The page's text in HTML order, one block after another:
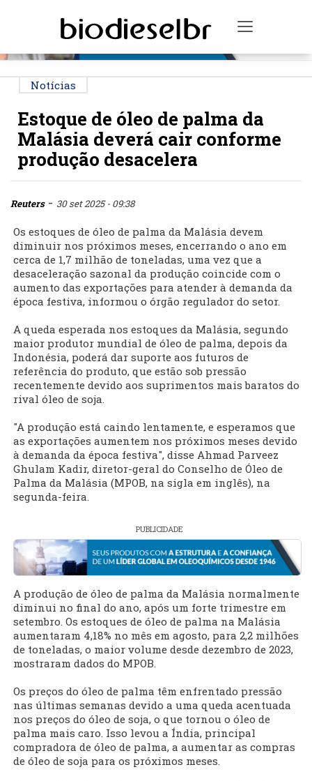
Toggle
Notícias
Estoque de óleo de palma da
Malásia deverá cair conforme
produção desacelera
Reuters- 30 set 2025 - 09:38
Os estoques de óleo de palma da Malásia devem
diminuir nos próximos meses, encerrando o ano em
cerca de 1,7 milhão de toneladas, uma vez que a
desaceleração sazonal da produção coincide com o
aumento das exportações para atender à demanda da
época festiva, informou o órgão regulador do setor.
A queda esperada nos estoques da Malásia, segundo
maior produtor mundial de óleo de palma, depois da
Indonésia, poderá dar suporte aos futuros de
referência do produto, que estão sob pressão
recentemente devido aos suprimentos mais baratos do
rival óleo de soja.
"A produção está caindo lentamente, e esperamos que
as exportações aumentem nos próximos meses devido
à demanda da época festiva", disse Ahmad Parveez
Ghulam Kadir, diretor-geral do Conselho de Óleo de
Palma da Malásia (MPOB, na sigla em inglês), na
segunda-feira.
PUBLICIDADE
A produção de óleo de palma da Malásia normalmente
diminui no final do ano, após um forte trimestre em
setembro. Os estoques de óleo de palma na Malásia
aumentaram 4,18% no mês em agosto, para 2,2 milhões
de toneladas, o maior volume desde dezembro de 2023,
mostraram dados do MPOB.
Os preços do óleo de palma têm enfrentado pressão
nas últimas semanas devido a uma queda acentuada
nos preços do óleo de soja, o que tornou o óleo de
palma mais caro. Isso levou a Índia, principal
compradora de óleo de palma, a aumentar as compras
de óleo de soja para os próximos meses.